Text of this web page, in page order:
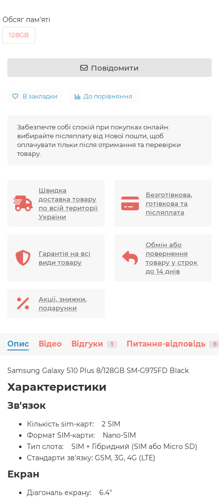
Обсяг пам'яті
128GB
Повідомити
В закладки До порівняння
Забезпечте собі спокій при покупках онлайн:
вибирайте післяплату від Нової пошти, щоб
оплачувати тільки після отримання та перевірки
товару.
Швидка
доставка товару
по всій території
України
Безготівкова,
готівкова та
післяплата
Гарантія на всі
види товару
Обмін або
повернення
товару у строк
до 14 днів
Акції, знижки,
подарунки
Опис Відео Відгуки 1 Питання-відповідь 0
Samsung Galaxy S10 Plus 8/128GB SM-G975FD Black
Характеристики
Зв'язок
Кількість sim-карт: 2 SIM
Формат SIM-карти: Nano-SIM
Тип слота: SIM + Гібридний (SIM або Micro SD)
Стандарти зв'язку: GSM, 3G, 4G (LTE)
Екран
Діагональ екрану: 6.4"